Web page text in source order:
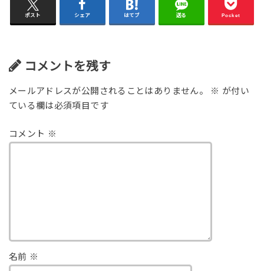
ポスト シェア はてブ 送る Pocket
コメントを残す
メールアドレスが公開されることはありません。 ※ が付い
ている欄は必須項目です
コメント ※
名前 ※